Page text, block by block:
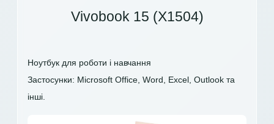
Vivobook 15 (X1504)
Ноутбук для роботи і навчання
Застосунки: Microsoft Office, Word, Excel, Outlook та
інші.